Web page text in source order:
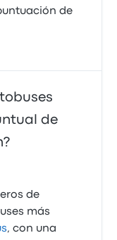
de
de
de
más
, con una